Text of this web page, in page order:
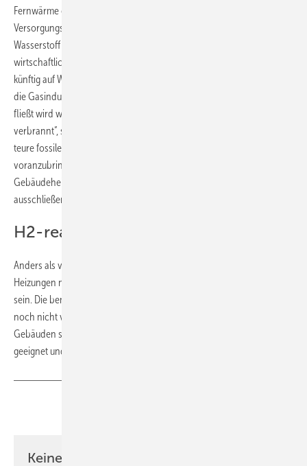
Fernwärme oder Wärmepumpen. Die Studie geht davon aus, dass
Versorgungsunternehmen wegen der hohen Preise keinen
Wasserstoff für Endkund:innen anbieten werden, da es nicht
wirtschaftlich ist. Dennoch planen manche Kommunen, ihre Gasnetze
künftig auf Wasserstoff umzustellen. „Davon profitiert einzig und allein
die Gasindustrie, denn solange kein Wasserstoff durch die Leitungen
fließt wird weiter klimaschädliches fossiles Gas in den Heizungskellern
verbrannt”, sagt Mira Jäger, Energieexpertin von Greenpeace. „Um
teure fossile Fallen zu verhindern und den Klimaschutz
voranzubringen, sollten Kommunen Wasserstoff für
Gebäudeheizungen bei der Wärmeplanung von vornherein
ausschließen.”
H2-ready-Heizungen
Anders als viele Hersteller behaupten, sollen so genannte H2-ready-
Heizungen nicht ohne Weiteres mit 100 Prozent Wasserstoff nutzbar
sein. Die benötigten Umrüstkits sind derzeit erst angekündigt, aber
noch nicht verfügbar und die Kosten noch unklar. Vor allem in älteren
Gebäuden sind Leitungen und Dichtungen oft nicht für Wasserstoff
geeignet und man müsste sie ersetzen.
Keine Zeit? Kein Problem mit dem ERE